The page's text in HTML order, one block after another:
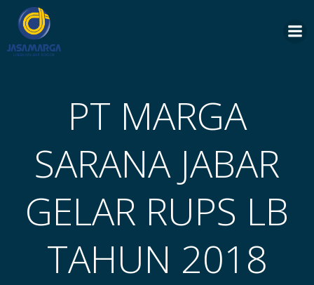
PT MARGA
SARANA JABAR
GELAR RUPS LB
TAHUN 2018